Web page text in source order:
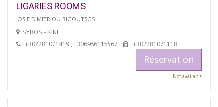
LIGARIES ROOMS
IOSIF DIMITRIOU RIGOUTSOS
SYROS - KINI
+302281071419 , +306986115567 +302281071118
Réservation
Not available